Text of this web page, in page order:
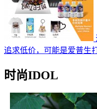
追求低价，可能是爱普
时尚IDOL